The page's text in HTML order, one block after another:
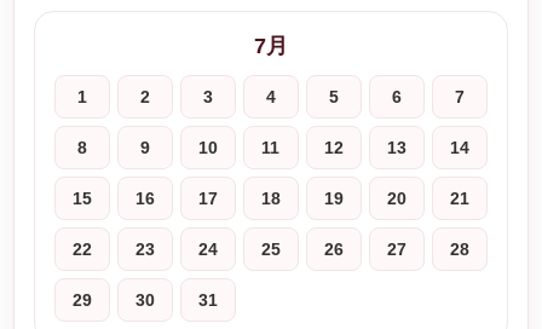
7月
1 2 3 4 5 6 7
8 9 10 11 12 13 14
15 16 17 18 19 20 21
22 23 24 25 26 27 28
29 30 31